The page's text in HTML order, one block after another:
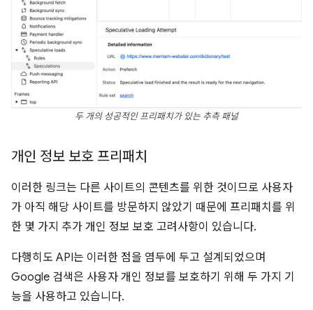
두 개의 성공적인 프리패치가 있는 추측 패널
개인 정보 보호 프리패치
이러한 링크는 다른 사이트의 콘텐츠를 위한 것이므로 사용자
가 아직 해당 사이트를 방문하지 않았기 때문에 프리패치를 위
한 몇 가지 추가 개인 정보 보호 고려사항이 있습니다.
다행히도 API는 이러한 점을 염두에 두고 설계되었으며
Google 검색은 사용자 개인 정보를 보호하기 위해 두 가지 기
능을 사용하고 있습니다.